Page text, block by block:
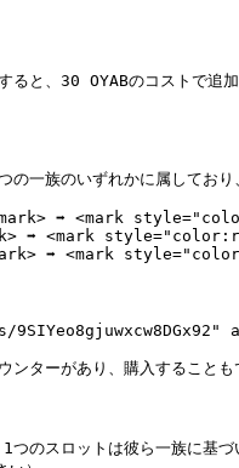
と、30 OYABのコストで追
一族のいずれかに属してお
➡️ <mark
➡️ <mark
➡️ <mark
ターがあり、購入することも
のスロットは彼ら一族に基